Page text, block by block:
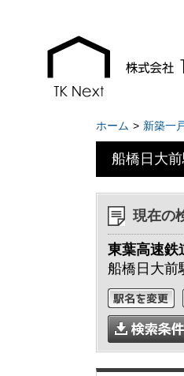
ホーム 新築一
船橋日大
現在の
東葉高速鉄
船橋日大前
千葉本店
松戸支店
成田支店
木更津支店
東京支店
神奈川支店